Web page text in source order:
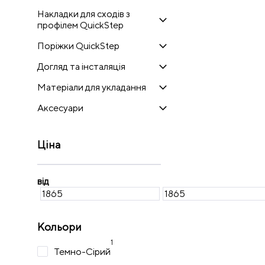
Накладки для сходів з
профілем QuickStep
Поріжки QuickStep
Догляд та інсталяція
Матеріали для укладання
Аксесуари
Ціна
від
Кольори
Темно-Сірий
1